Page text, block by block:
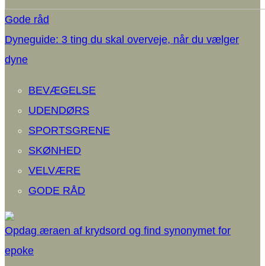
Gode råd
Dyneguide: 3 ting du skal overveje, når du vælger
dyne
BEVÆGELSE
UDENDØRS
SPORTSGRENE
SKØNHED
VELVÆRE
GODE RÅD
Opdag æraen af krydsord og find synonymet for
epoke